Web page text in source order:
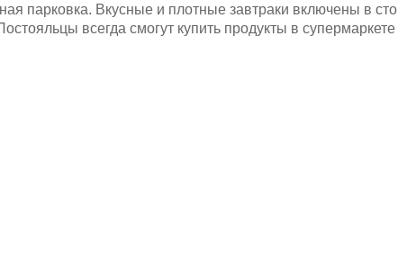
парковка. Вкусные и плотные завтраки включены в
всегда смогут купить продукты в